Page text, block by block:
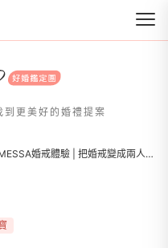
市集
到更美好的婚禮提案
PROMESSA婚戒體驗 | 把婚戒變成兩人的愛情作品